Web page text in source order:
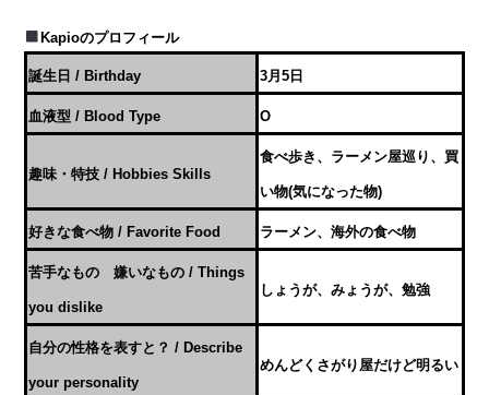
Kapioのプロフィール
誕生日 / Birthday 3月5日
血液型 / Blood Type O
趣味・特技 / Hobbies Skills
食べ歩き、ラーメン屋巡り、買
い物(気になった物)
好きな食べ物 / Favorite Food ラーメン、海外の食べ物
苦手なもの 嫌いなもの / Things
you dislike
しょうが、みょうが、勉強
自分の性格を表すと？ / Describe
your personality
めんどくさがり屋だけど明るい